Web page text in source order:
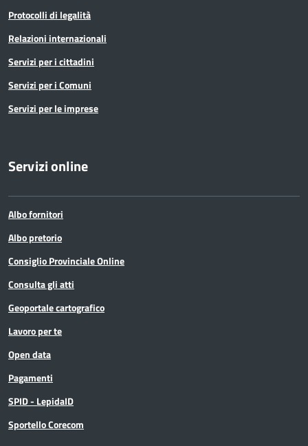
Protocolli di legalità
Relazioni internazionali
Servizi per i cittadini
Servizi per i Comuni
Servizi per le imprese
Servizi online
Albo fornitori
Albo pretorio
Consiglio Provinciale Online
Consulta gli atti
Geoportale cartografico
Lavoro per te
Open data
Pagamenti
SPID - LepidaID
Sportello Corecom